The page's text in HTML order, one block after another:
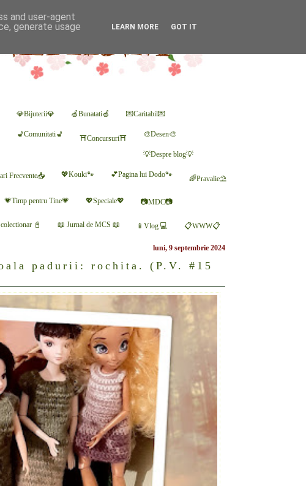
💎Bijuterii💎 🍏Bunatati🍏 💌Caritabil💌
💺Comunitati💺 ⛩Concursuri⛩ 🎨Desen🎨
💡Despre blog💡
Frecvente📥 💖Kouki🐾 💕Pagina lui Dodo🐾 🌈Pravalie⛱
💗Timp pentru Tine💗 💖Speciale💖 📷MDC📷
📓 📖 Jurnal de MCS 📖 📱Vlog 💻 📋WWW📋
luni, 9 septembrie 2024
padurii: rochita. (P.V. #15
and user-agent
generate usage
LEARN MORE GOT IT